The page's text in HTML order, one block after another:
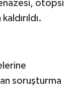
otopsi
soruşturma